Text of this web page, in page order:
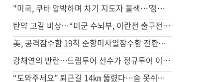
"미국, 쿠바 압박하며 차기 지도자 물색…'정권 개조' 타진"
탄약 고갈 비상…“미군 수뇌부, 이란전 출구전략 모색중”
美, 공격잠수함 19척 순항미사일잠수함 전환…中 견제 강화
강채연의 반란…드림투어 선수가 정규투어 이틀째 선두
“도와주세요” 퇴근길 14㎞ 뚫렸다…숨 못쉬던 아기 살린 기적